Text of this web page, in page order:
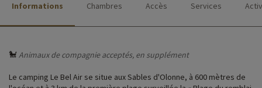
Informations Chambres Accès Services
🐩 Animaux de compagnie acceptés, en supplément
Le camping Le Bel Air se situe aux Sables d'Olonne, à 600 mètres de